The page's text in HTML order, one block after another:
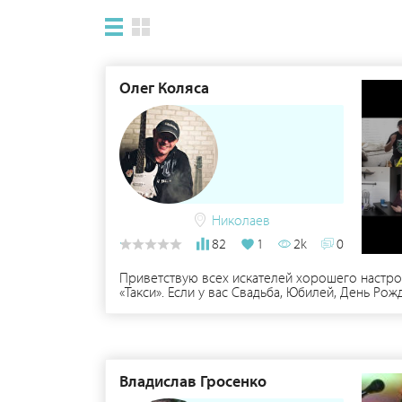
Олег Коляса
Николаев
82
1 2k
0
Приветствую всех искателей хорошего
«Такси». Если у вас Свадьба, Юбилей, День
Владислав Гросенко